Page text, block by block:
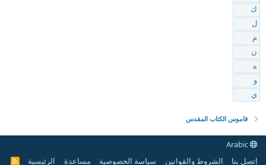
ك
ل
م
ن
ه
و
ي
قاموس الكتاب المقدس
إتصل بنا
الشروط والقوانين سياسة الخصوصية مساعدة الرئيسية
R